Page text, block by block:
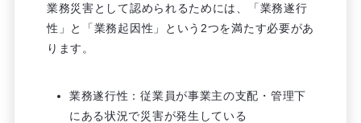
業務災害として認められるためには、「業務遂行
性」と「業務起因性」という2つを満たす必要があ
ります。
業務遂行性：従業員が事業主の支配・管理下
にある状況で災害が発生している